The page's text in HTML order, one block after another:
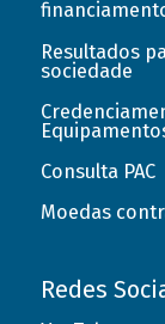
Resultados
sociedade
Consulta PAC
Moedas
Redes